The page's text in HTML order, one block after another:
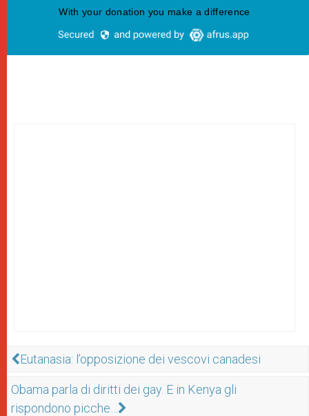
Eutanasia: l’opposizione dei vescovi canadesi
Obama parla di diritti dei gay. E in Kenya gli
rispondono picche…